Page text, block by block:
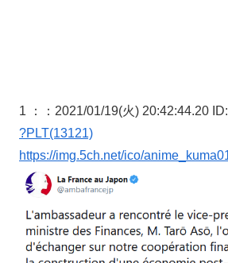
1 ：
：2021/01/19(火) 20:42:44.20
?PLT(13121)
https://img.5ch.net/ico/